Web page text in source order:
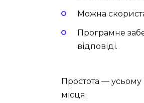
Можна
Програмне
відповіді.
Простота — усьому
місця.